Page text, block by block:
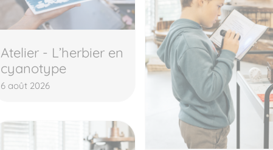
Atelier - L’herbier en
cyanotype
6 août 2026